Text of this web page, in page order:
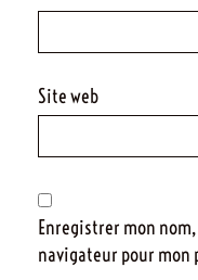
Site web
Enregistrer mon
navigateur pour